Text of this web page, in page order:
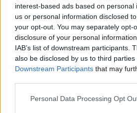
interest-based ads based on personal
us or personal information disclosed
your opt-out. You may separately opt-
disclosure of your personal
IAB’s list of downstream participants.
also be disclosed by us to third parties
Downstream Participants that may
Personal Data Processing Opt
13 Agosto 2025 alle ore 17:02
·Ti stimo ·Rispondi
jurassico50 :Mosayco parola
capiscono